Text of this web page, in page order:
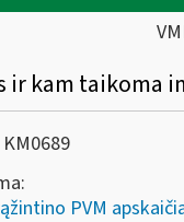
ir kam taikoma
PVM